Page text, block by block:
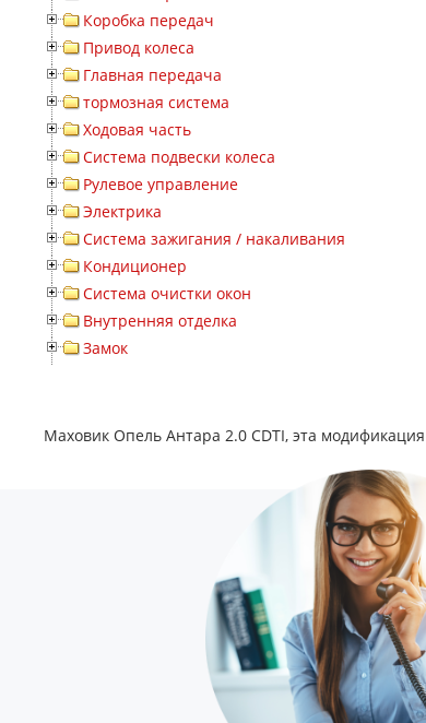
Коробка передач
Привод колеса
Главная передача
тормозная система
Ходовая часть
Система подвески колеса
Рулевое управление
Электрика
Система зажигания / накаливания
Кондиционер
Система очистки окон
Внутренняя отделка
Замок
Маховик Опель Антара 2.0 CDTI, эта